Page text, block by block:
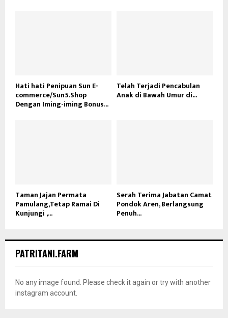
Hati hati Penipuan Sun E-
commerce/Sun5.Shop
Dengan Iming-iming Bonus...
Telah Terjadi Pencabulan
Anak di Bawah Umur di...
Taman Jajan Permata
Pamulang,Tetap Ramai Di
Kunjungi ,...
Serah Terima Jabatan Camat
Pondok Aren, Berlangsung
Penuh...
PATRITANI.FARM
No any image found. Please check it again or try with another
instagram account.